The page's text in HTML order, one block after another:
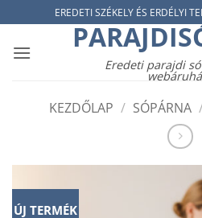
to
content
EREDETI SZÉKELY ÉS ERDÉLYI
Eredeti parajdi
KEZDŐLAP / SÓPÁRNA
ÚJ TERMÉK